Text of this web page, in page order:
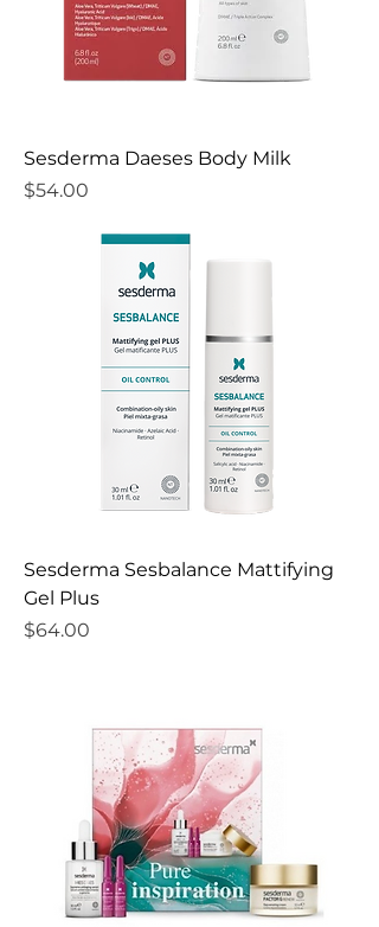
Sesderma Daeses Body Milk
Precio
$54.00
Sesderma Sesbalance Mattifying
Gel Plus
Precio
$64.00